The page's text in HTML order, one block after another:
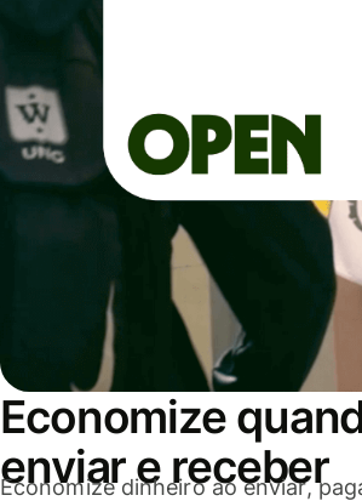
Economize
enviar e receber
Economize dinheiro ao enviar,